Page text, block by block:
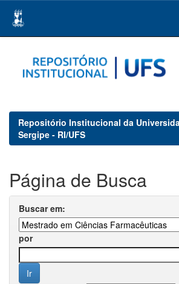
navigation
Repositório Institucional da
Sergipe - RI/UFS
Página de Busca
Buscar em:
por